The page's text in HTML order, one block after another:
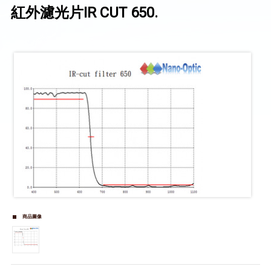
紅外濾光片IR CUT 650.
商品圖像